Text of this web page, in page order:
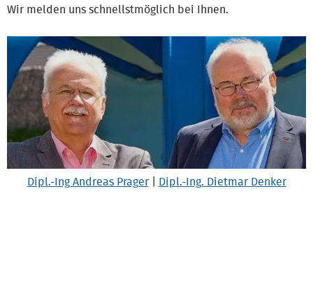
Wir melden uns schnellstmöglich bei Ihnen.
Dipl.-Ing Andreas Prager| Dipl.-Ing. Dietmar Denker